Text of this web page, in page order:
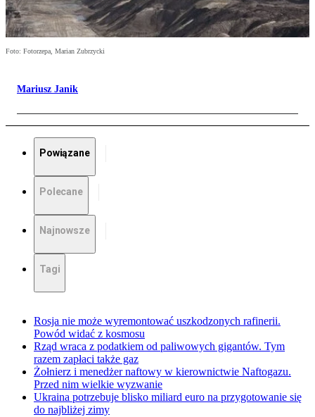
Foto: Fotorzepa, Marian Zubrzycki
Mariusz Janik
Powiązane
Polecane
Najnowsze
Tagi
Rosja nie może wyremontować uszkodzonych rafinerii.
Powód widać z kosmosu
Rząd wraca z podatkiem od paliwowych gigantów. Tym
razem zapłaci także gaz
Żołnierz i menedżer naftowy w kierownictwie Naftogazu.
Przed nim wielkie wyzwanie
Ukraina potrzebuje blisko miliard euro na przygotowanie się
do najbliżej zimy